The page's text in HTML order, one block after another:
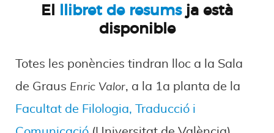
El llibret de resumsja està
disponible
Totes les ponències tindran lloc a la Sala
de Graus Enric Valor, a la 1a planta de la
Facultat de Filologia, Traducció i